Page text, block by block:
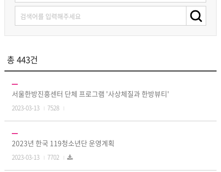
총 443건
서울한방진흥센터 단체 프로그램 '사상체질과 한방뷰티'
2023-03-13 7528
2023년 한국 119청소년단 운영계획
2023-03-13 7702